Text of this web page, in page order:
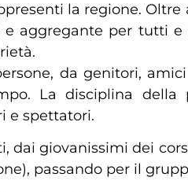
la regione. Oltre
aggregante per tutti
da genitori,
La disciplina
e spettatori.
dai giovanissimi dei
passando per il